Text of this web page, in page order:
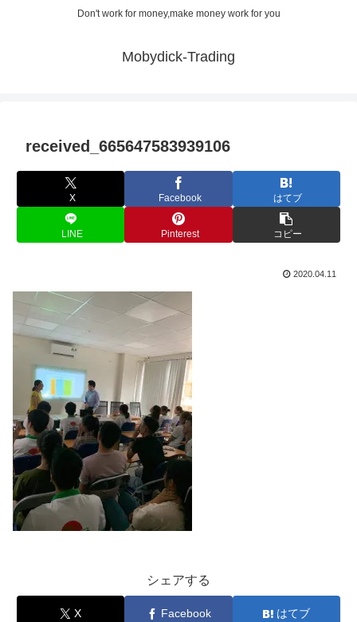
Don't work for money,make money work for you
Mobydick-Trading
received_665647583939106
X Facebook はてブ
LINE Pinterest コピー
2020.04.11
シェアする
X Facebook はてブ